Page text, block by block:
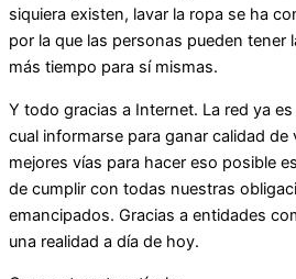
siquiera existen, lavar la ropa se ha
por la que las personas pueden tener
más tiempo para sí mismas.
Y todo gracias a Internet. La red ya
cual informarse para ganar calidad de
mejores vías para hacer eso posible
de cumplir con todas nuestras
emancipados. Gracias a entidades
una realidad a día de hoy.